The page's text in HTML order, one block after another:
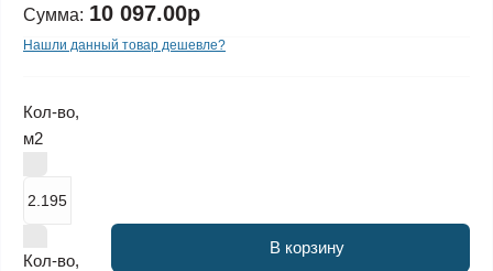
Сумма: 10 097.00р
Нашли данный товар дешевле?
Кол-во,
м2
Кол-во,
В корзину